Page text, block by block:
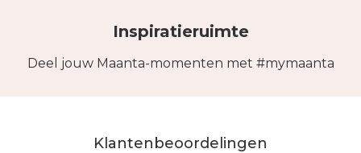
Inspiratieruimte
Deel jouw Maanta-momenten met #mymaanta
Klantenbeoordelingen